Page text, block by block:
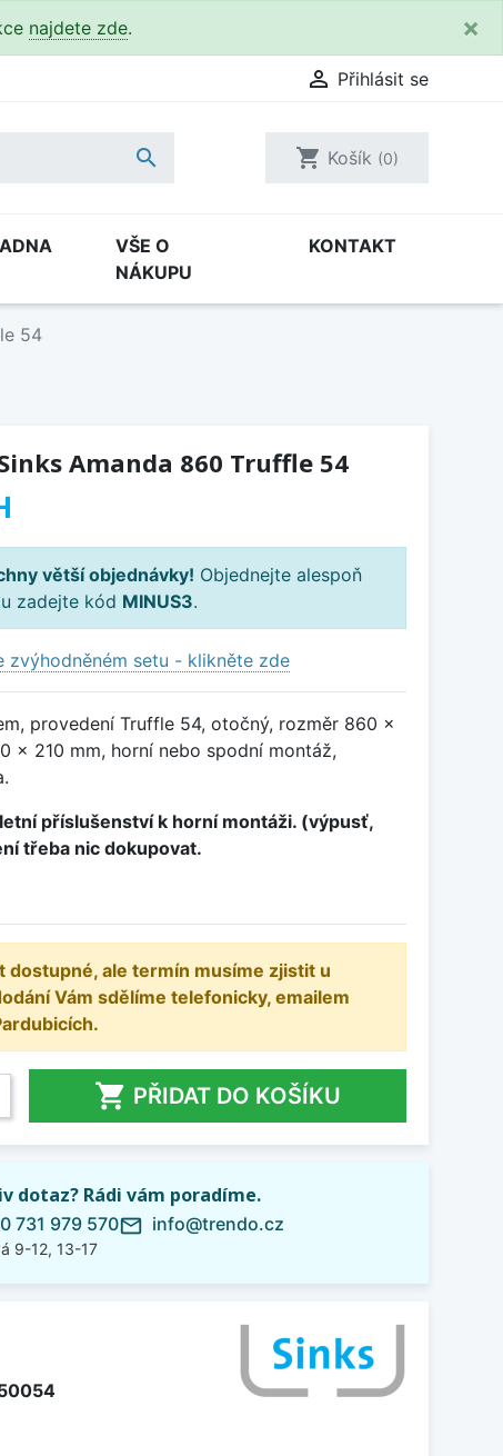
najdete zde. ×
 Přihlásit se
 shopping_cart Košík (0)
VŠE O
NÁKUPU
KONTAKT
54
Amanda 860 Truffle 54
větší objednávky! Objednejte alespoň
zadejte kód MINUS3.
zvýhodněném setu - klikněte zde
provedení Truffle 54, otočný, rozměr 860 x
x 210 mm, horní nebo spodní montáž,
příslušenství k horní montáži. (výpusť,
třeba nic dokupovat.
dostupné, ale termín musíme zjistit u
Vám sdělíme telefonicky, emailem
 PŘIDAT DO KOŠÍKU
dotaz? Rádi vám poradíme.
731 979 570
9-12, 13-17
mail_outline info@trendo.cz